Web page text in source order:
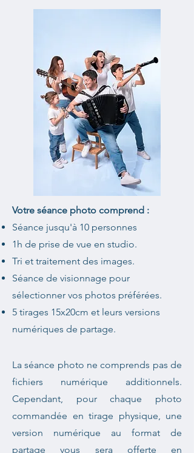
Votre séance photo comprend :
Séance jusqu'à 10 personnes
1h de prise de vue en studio.
Tri et traitement des images.
Séance de visionnage pour
sélectionner vos photos préférées.
5 tirages 15x20cm et leurs versions
numériques de partage.
La séance photo ne comprends pas de
fichiers numérique additionnels.
Cependant, pour chaque photo
commandée en tirage physique, une
version numérique au format de
partage vous sera offerte en